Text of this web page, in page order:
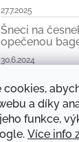
cookies,
a díky
funkce,
Více info
27.7.2025
Šneci na
opečenou
30.6.2024
obchodu